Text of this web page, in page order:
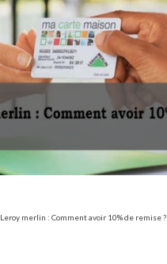
Leroy merlin : Comment avoir 10% de remise ?